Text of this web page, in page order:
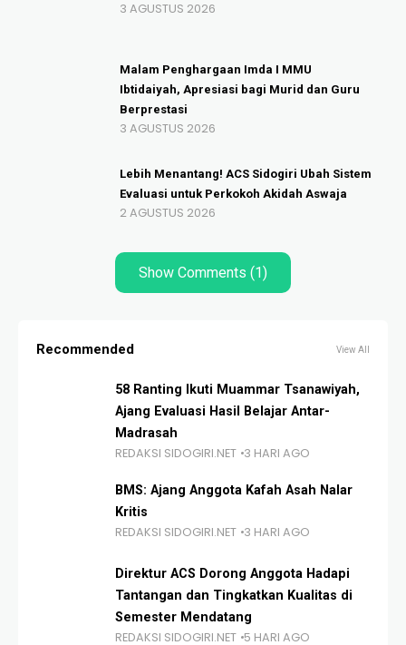
3 AGUSTUS 2026
Malam Penghargaan Imda I MMU
Ibtidaiyah, Apresiasi bagi Murid dan Guru
Berprestasi
3 AGUSTUS 2026
Lebih Menantang! ACS Sidogiri Ubah Sistem
Evaluasi untuk Perkokoh Akidah Aswaja
2 AGUSTUS 2026
Show Comments (1)
Recommended View All
58 Ranting Ikuti Muammar Tsanawiyah,
Ajang Evaluasi Hasil Belajar Antar-
Madrasah
REDAKSI SIDOGIRI.NET 3 HARI AGO
BMS: Ajang Anggota Kafah Asah Nalar
Kritis
REDAKSI SIDOGIRI.NET 3 HARI AGO
Direktur ACS Dorong Anggota Hadapi
Tantangan dan Tingkatkan Kualitas di
Semester Mendatang
REDAKSI SIDOGIRI.NET 5 HARI AGO